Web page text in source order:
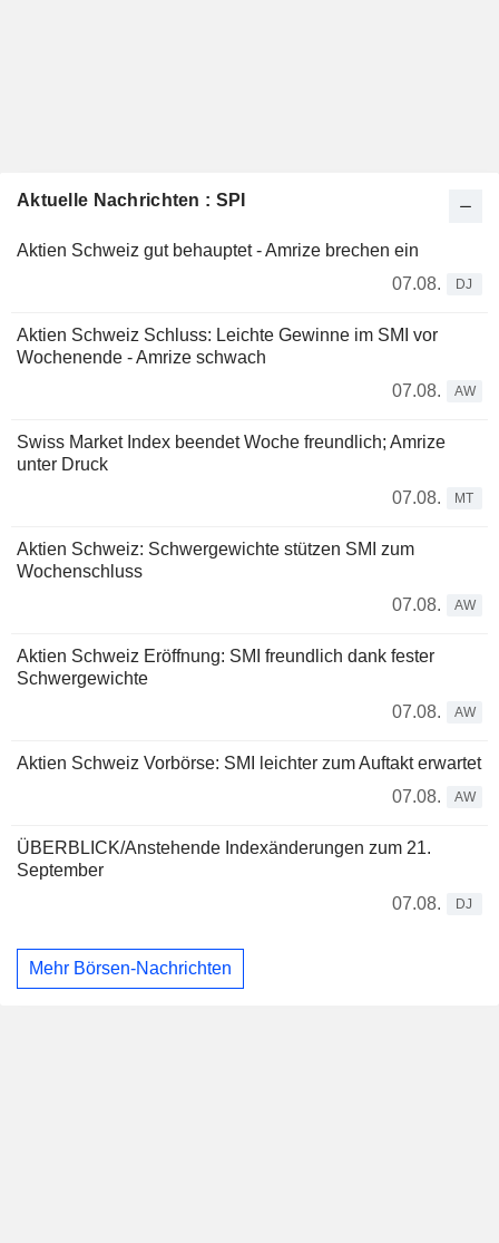
Aktuelle Nachrichten : SPI
Aktien Schweiz gut behauptet - Amrize brechen ein
07.08.
DJ
Aktien Schweiz Schluss: Leichte Gewinne im SMI vor
Wochenende - Amrize schwach
07.08.
AW
Swiss Market Index beendet Woche freundlich; Amrize
unter Druck
07.08.
MT
Aktien Schweiz: Schwergewichte stützen SMI zum
Wochenschluss
07.08.
AW
Aktien Schweiz Eröffnung: SMI freundlich dank fester
Schwergewichte
07.08.
AW
Aktien Schweiz Vorbörse: SMI leichter zum Auftakt erwartet
07.08.
AW
ÜBERBLICK/Anstehende Indexänderungen zum 21.
September
07.08.
DJ
Mehr Börsen-Nachrichten